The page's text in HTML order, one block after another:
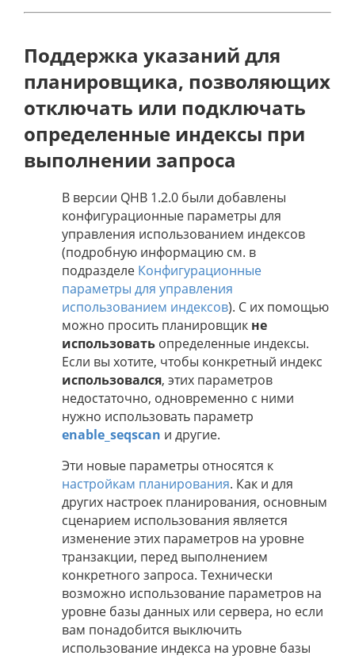
Поддержка указаний для
планировщика, позволяющих
отключать или подключать
определенные индексы при
выполнении запроса
В версии QHB 1.2.0 были добавлены
конфигурационные параметры для
управления использованием индексов
(подробную информацию см. в
подразделе Конфигурационные
параметры для управления
использованием индексов). С их помощью
можно просить планировщик не
использовать определенные индексы.
Если вы хотите, чтобы конкретный индекс
использовался, этих параметров
недостаточно, одновременно с ними
нужно использовать параметр
enable_seqscan и другие.
Эти новые параметры относятся к
настройкам планирования. Как и для
других настроек планирования, основным
сценарием использования является
изменение этих параметров на уровне
транзакции, перед выполнением
конкретного запроса. Технически
возможно использование параметров на
уровне базы данных или сервера, но если
вам понадобится выключить
использование индекса на уровне базы